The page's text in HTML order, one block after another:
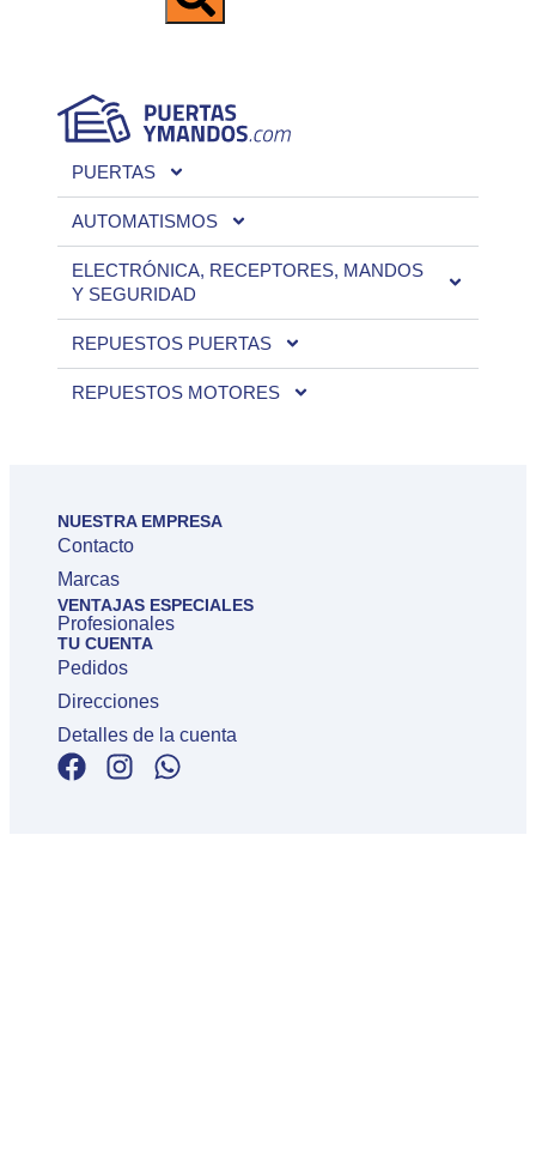
PUERTAS
AUTOMATISMOS
ELECTRÓNICA, RECEPTORES, MANDOS
Y SEGURIDAD
REPUESTOS PUERTAS
REPUESTOS MOTORES
NUESTRA EMPRESA
Contacto
Marcas
VENTAJAS ESPECIALES
Profesionales
TU CUENTA
Pedidos
Direcciones
Detalles de la cuenta